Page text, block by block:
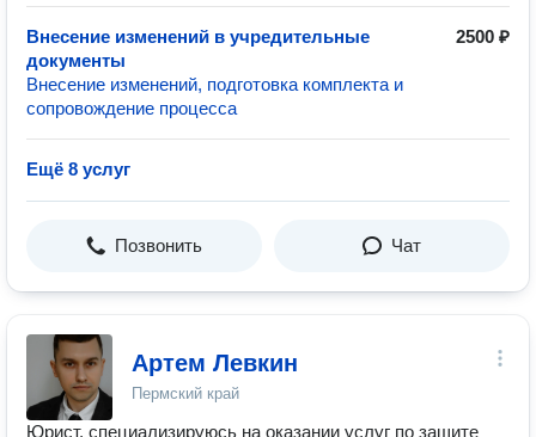
Внесение изменений в учредительные
документы
2500 ₽
Внесение изменений, подготовка комплекта и
сопровождение процесса
Ещё 8 услуг
Позвонить Чат
Артем Левкин
Пермский край
Юрист, специализируюсь на оказании услуг по защите